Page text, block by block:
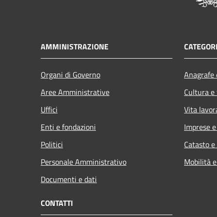
AMMINISTRAZIONE
Organi di Governo
Aree Amministrative
Uffici
Enti e fondazioni
Politici
Personale Amministrativo
Documenti e dati
Cultura
Vita
Imprese
Catasto
Mobilità
CONTATTI